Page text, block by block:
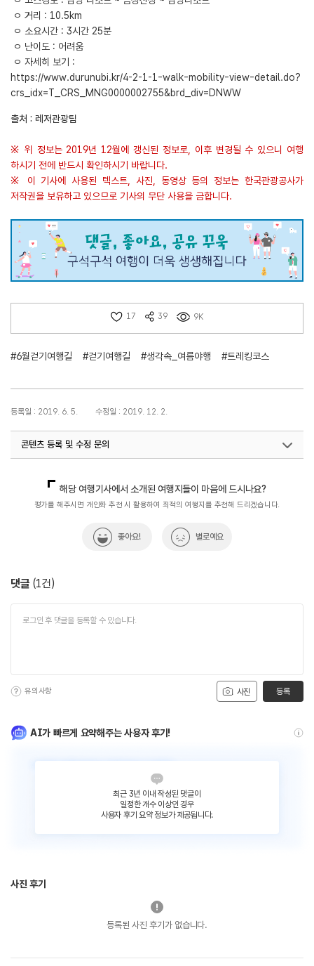
ㅇ 거리 : 10.5km
ㅇ 소요시간 : 3시간 25분
ㅇ 난이도 : 어려움
ㅇ 자세히 보기 :
https://www.durunubi.kr/4-2-1-1-walk-mobility-view-detail.do?
crs_idx=T_CRS_MNG0000002755&brd_div=DNWW
출처 : 레저관광팀
※ 위 정보는 2019년 12월에 갱신된 정보로, 이후 변경될 수 있으니 여행
하시기 전에 반드시 확인하시기 바랍니다.
※ 이 기사에 사용된 텍스트, 사진, 동영상 등의 정보는 한국관광공사가
저작권을 보유하고 있으므로 기사의 무단 사용을 금합니다.
17 39 9K
#6월걷기여행길 #걷기여행길 #생각속_여름야행 #트레킹코스
등록일 : 2019. 6. 5. 수정일 : 2019. 12. 2.
콘텐츠 등록 및 수정 문의
해당 여행기사에서 소개된 여행지들이 마음에 드시나요?
평가를 해주시면 개인화 추천 시 활용하여 최적의 여행지를 추천해 드리겠습니다.
좋아요! 별로예요
댓글 (1건)
사진
유의사항 등록
AI가 빠르게 요약해주는 사용자 후기!
최근 3년 이내 작성된 댓글이
일정한 개수 이상인 경우
사용자 후기 요약 정보가 제공됩니다.
사진 후기
등록된 사진 후기가 없습니다.